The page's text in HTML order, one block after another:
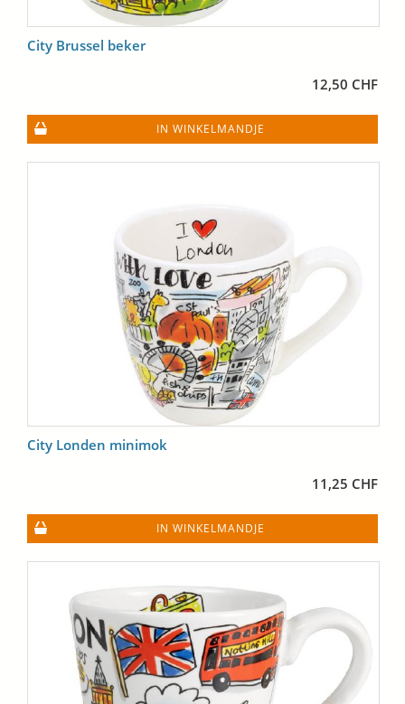
City Brussel beker
12,50 CHF
IN WINKELMANDJE
City Londen minimok
11,25 CHF
IN WINKELMANDJE